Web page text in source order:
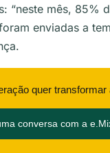
“neste mês, 85%
enviadas a
quer
conversa com a